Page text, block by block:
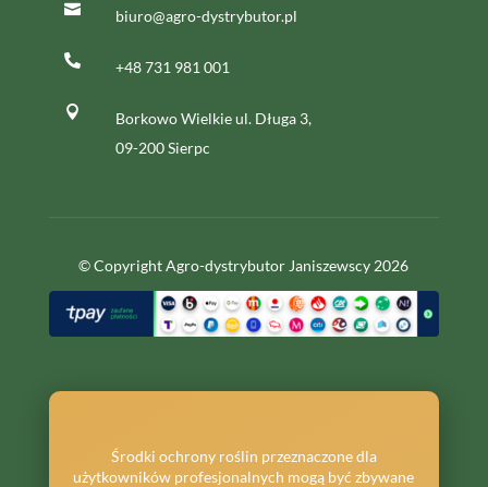
 biuro@agro-dystrybutor.pl
 +48 731 981 001

Borkowo Wielkie ul. Długa 3,
09-200 Sierpc
© Copyright Agro-dystrybutor Janiszewscy 2026
Środki ochrony roślin przeznaczone dla
użytkowników profesjonalnych mogą być zbywane